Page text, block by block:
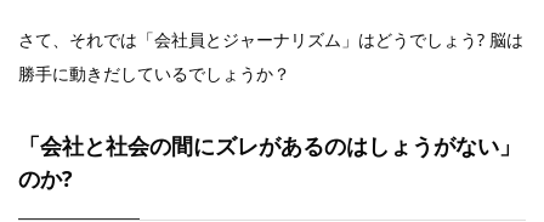
さて、それでは「会社員とジャーナリズム」はどうでしょう? 脳は
勝手に動きだしているでしょうか？
「会社と社会の間にズレがあるのはしょうがない」
のか?